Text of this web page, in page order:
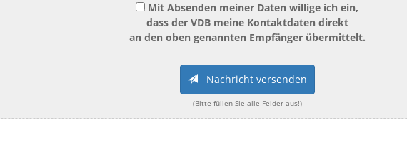
Mit Absenden meiner Daten willige ich ein,
dass der VDB meine Kontaktdaten direkt
an den oben genannten Empfänger übermittelt.
Nachricht versenden
(Bitte füllen Sie alle Felder aus!)